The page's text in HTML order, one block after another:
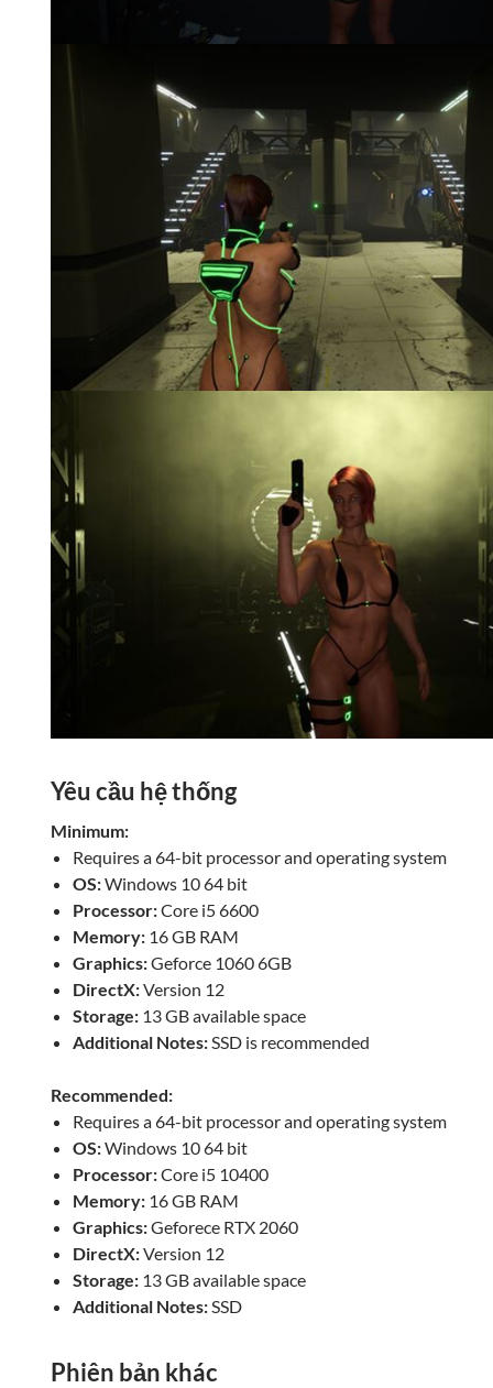
Yêu cầu hệ thống
Minimum:
Requires a 64-bit processor and operating system
OS:Windows 10 64 bit
Processor:Core i5 6600
Memory: 16 GB RAM
Graphics:Geforce 1060 6GB
DirectX:Version 12
Storage: 13 GB available space
Additional Notes: SSD is recommended
Recommended:
Requires a 64-bit processor and operating system
OS:Windows 10 64 bit
Processor:Core i5 10400
Memory: 16 GB RAM
Graphics:Geforece RTX 2060
DirectX:Version 12
Storage: 13 GB available space
Additional Notes: SSD
Phiên bản khác